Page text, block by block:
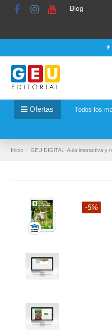
Blog
Ofertas Todos los
Inicio GEU DIGITAL: Aula interactiva y
-5%